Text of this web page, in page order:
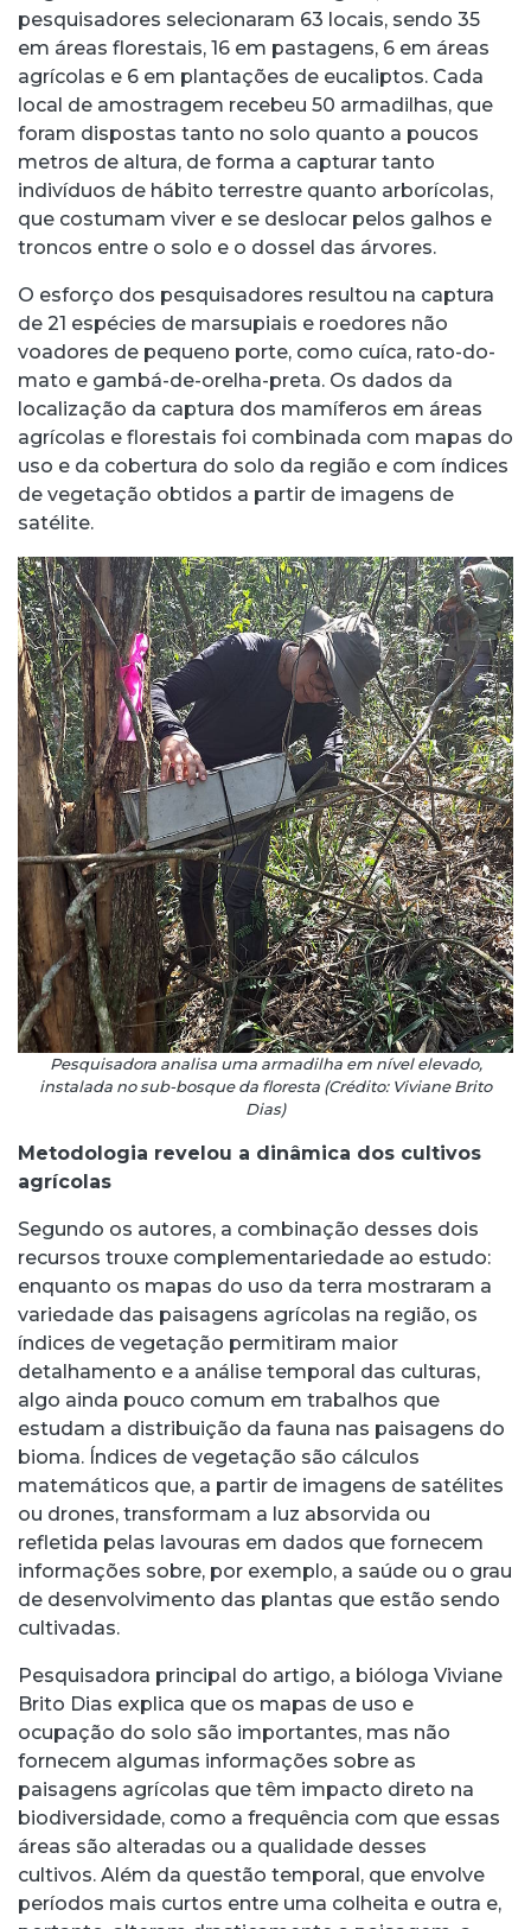
pesquisadores selecionaram 63 locais, sendo 35
em áreas florestais, 16 em pastagens, 6 em áreas
agrícolas e 6 em plantações de eucaliptos. Cada
local de amostragem recebeu 50 armadilhas, que
foram dispostas tanto no solo quanto a poucos
metros de altura, de forma a capturar tanto
indivíduos de hábito terrestre quanto arborícolas,
que costumam viver e se deslocar pelos galhos e
troncos entre o solo e o dossel das árvores.
O esforço dos pesquisadores resultou na captura
de 21 espécies de marsupiais e roedores não
voadores de pequeno porte, como cuíca, rato-do-
mato e gambá-de-orelha-preta. Os dados da
localização da captura dos mamíferos em áreas
agrícolas e florestais foi combinada com mapas do
uso e da cobertura do solo da região e com índices
de vegetação obtidos a partir de imagens de
satélite.
Pesquisadora analisa uma armadilha em nível elevado,
instalada no sub-bosque da floresta (Crédito: Viviane Brito
Dias)
Metodologia revelou a dinâmica dos cultivos
agrícolas
Segundo os autores, a combinação desses dois
recursos trouxe complementariedade ao estudo:
enquanto os mapas do uso da terra mostraram a
variedade das paisagens agrícolas na região, os
índices de vegetação permitiram maior
detalhamento e a análise temporal das culturas,
algo ainda pouco comum em trabalhos que
estudam a distribuição da fauna nas paisagens do
bioma. Índices de vegetação são cálculos
matemáticos que, a partir de imagens de satélites
ou drones, transformam a luz absorvida ou
refletida pelas lavouras em dados que fornecem
informações sobre, por exemplo, a saúde ou o grau
de desenvolvimento das plantas que estão sendo
cultivadas.
Pesquisadora principal do artigo, a bióloga Viviane
Brito Dias explica que os mapas de uso e
ocupação do solo são importantes, mas não
fornecem algumas informações sobre as
paisagens agrícolas que têm impacto direto na
biodiversidade, como a frequência com que essas
áreas são alteradas ou a qualidade desses
cultivos. Além da questão temporal, que envolve
períodos mais curtos entre uma colheita e outra e,